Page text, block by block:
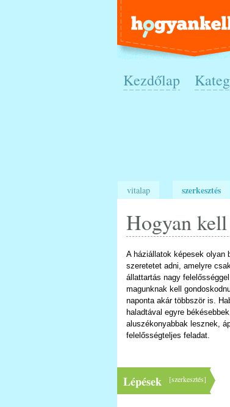
Kezdőlap
vitalap szerkesztés
Hogyan
A háziállatok képesek olyan
szeretetet adni, amelyre
állattartás nagy
magunknak kell
naponta akár többször is.
haladtával egyre
aluszékonyabbak lesznek,
felelősségteljes feladat.
[szerkesztés]
Lépések